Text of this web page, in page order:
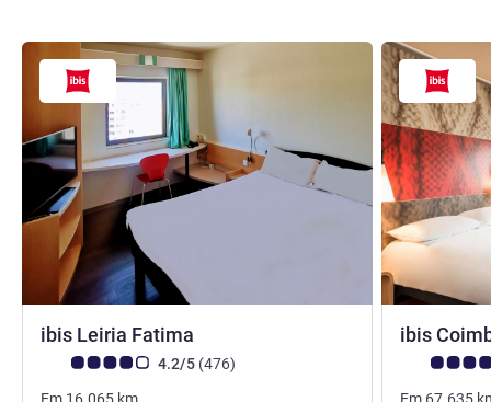
ibis Leiria Fatima
Nota clientes Avis (Classificação ALL)
4.2/5 (476comentários
)
ibis
Nota